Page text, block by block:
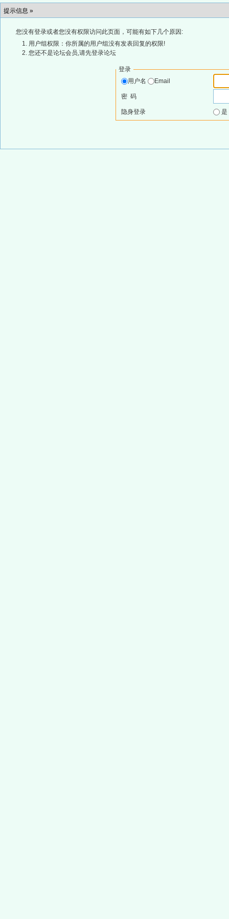
提示信息 »
您没有登录或者您没有权限访问此页面，可能有如下几个原因:
用户组权限：你所属的用户组没有发表回复的权限!
您还不是论坛会员,请先登录论坛
登录
用户名
Email
密 码
隐身登录